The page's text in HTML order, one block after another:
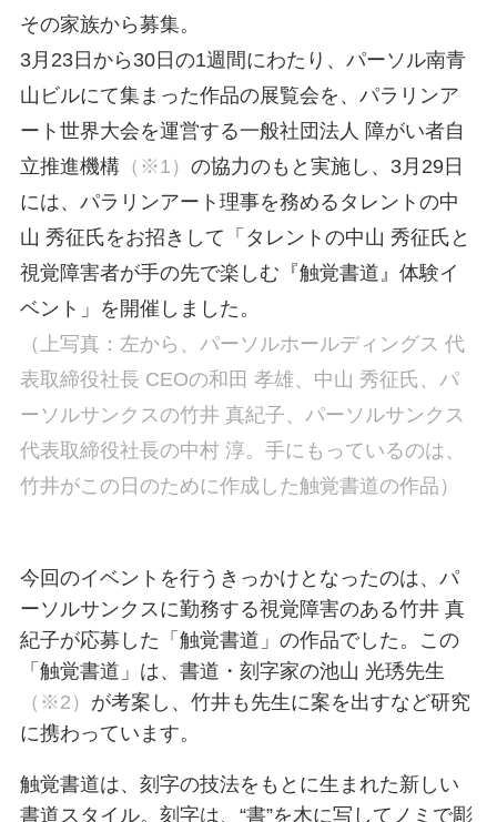
その家族から募集。
3月23日から30日の1週間にわたり、パーソル南青
山ビルにて集まった作品の展覧会を、パラリンア
ート世界大会を運営する一般社団法人 障がい者自
立推進機構（※1） の協力のもと実施し、3月29日
には、パラリンアート理事を務めるタレントの中
山 秀征氏をお招きして「タレントの中山 秀征氏と
視覚障害者が手の先で楽しむ『触覚書道』体験イ
ベント」を開催しました。
（上写真：左から、パーソルホールディングス 代
表取締役社長 CEOの和田 孝雄、中山 秀征氏、パ
ーソルサンクスの竹井 真紀子、パーソルサンクス
代表取締役社長の中村 淳。手にもっているのは、
竹井がこの日のために作成した触覚書道の作品）
今回のイベントを行うきっかけとなったのは、パ
ーソルサンクスに勤務する視覚障害のある竹井 真
紀子が応募した「触覚書道」の作品でした。この
「触覚書道」は、書道・刻字家の池山 光琇先生
（※2） が考案し、竹井も先生に案を出すなど研究
に携わっています。
触覚書道は、刻字の技法をもとに生まれた新しい
書道スタイル。刻字は、“書”を木に写してノミで彫